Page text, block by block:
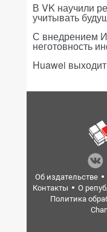
В VK научили
учитывать
С внедрением
неготовность
Huawei
Об издательстве
Контакты
О
Политика